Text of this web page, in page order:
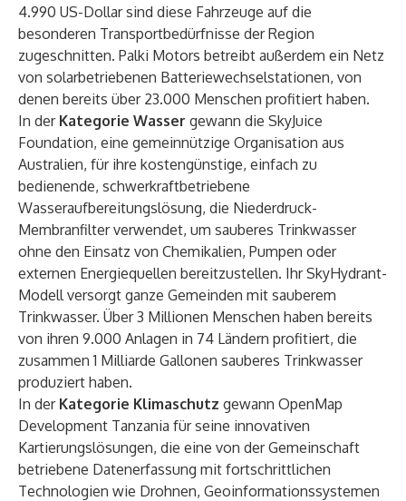
4.990 US-Dollar sind diese Fahrzeuge auf die
besonderen Transportbedürfnisse der Region
zugeschnitten. Palki Motors betreibt außerdem ein Netz
von solarbetriebenen Batteriewechselstationen, von
denen bereits über 23.000 Menschen profitiert haben.
In der Kategorie Wasser gewann die SkyJuice
Foundation, eine gemeinnützige Organisation aus
Australien, für ihre kostengünstige, einfach zu
bedienende, schwerkraftbetriebene
Wasseraufbereitungslösung, die Niederdruck-
Membranfilter verwendet, um sauberes Trinkwasser
ohne den Einsatz von Chemikalien, Pumpen oder
externen Energiequellen bereitzustellen. Ihr SkyHydrant-
Modell versorgt ganze Gemeinden mit sauberem
Trinkwasser. Über 3 Millionen Menschen haben bereits
von ihren 9.000 Anlagen in 74 Ländern profitiert, die
zusammen 1 Milliarde Gallonen sauberes Trinkwasser
produziert haben.
In der Kategorie Klimaschutz gewann OpenMap
Development Tanzania für seine innovativen
Kartierungslösungen, die eine von der Gemeinschaft
betriebene Datenerfassung mit fortschrittlichen
Technologien wie Drohnen, Geoinformationssystemen